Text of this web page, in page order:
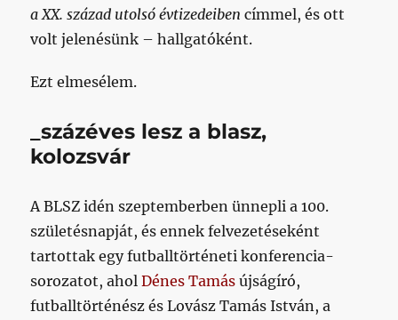
a XX. század utolsó évtizedeiben címmel, és ott
volt jelenésünk – hallgatóként.
Ezt elmesélem.
_százéves lesz a blasz,
kolozsvár
A BLSZ idén szeptemberben ünnepli a 100.
születésnapját, és ennek felvezetéseként
tartottak egy futballtörténeti konferencia-
sorozatot, aholDénes Tamás újságíró,
futballtörténész és Lovász Tamás István, a